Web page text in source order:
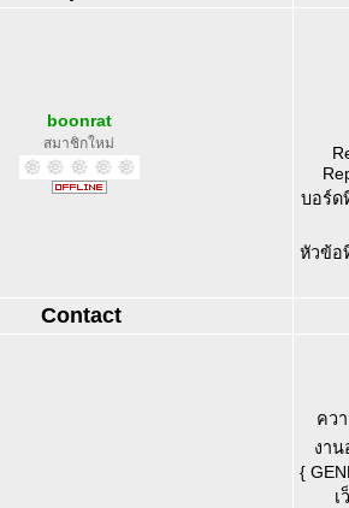
boonrat
สมาชิกใหม่
บอร์ด
หัวข้อ
Contact
คว
งาน
{
เ